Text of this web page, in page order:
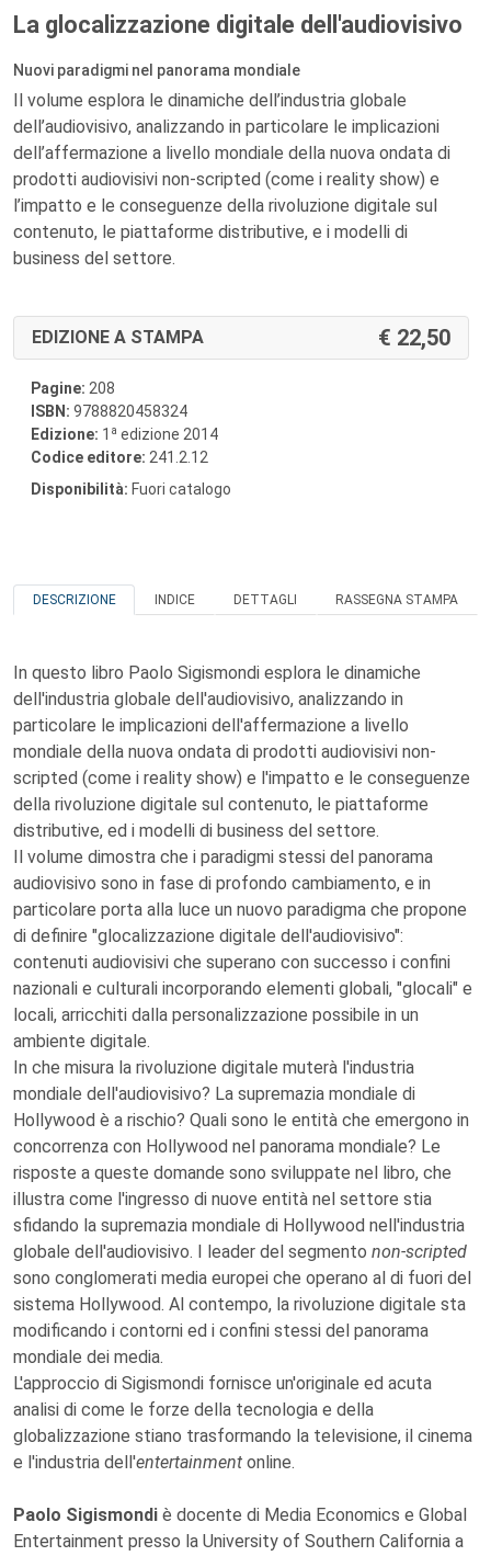
La glocalizzazione digitale dell'audiovisivo
Nuovi paradigmi nel panorama mondiale
Il volume esplora le dinamiche dell’industria globale
dell’audiovisivo, analizzando in particolare le implicazioni
dell’affermazione a livello mondiale della nuova ondata di
prodotti audiovisivi non-scripted (come i reality show) e
l’impatto e le conseguenze della rivoluzione digitale sul
contenuto, le piattaforme distributive, e i modelli di
business del settore.
EDIZIONE A STAMPA 22,50
Pagine: 208
ISBN: 9788820458324
Edizione: 1 a edizione 2014
Codice editore: 241.2.12
Disponibilità: Fuori catalogo
DESCRIZIONE INDICE DETTAGLI RASSEGNA STAMPA
In questo libro Paolo Sigismondi esplora le dinamiche
dell'industria globale dell'audiovisivo, analizzando in
particolare le implicazioni dell'affermazione a livello
mondiale della nuova ondata di prodotti audiovisivi non-
scripted (come i reality show) e l'impatto e le conseguenze
della rivoluzione digitale sul contenuto, le piattaforme
distributive, ed i modelli di business del settore.
Il volume dimostra che i paradigmi stessi del panorama
audiovisivo sono in fase di profondo cambiamento, e in
particolare porta alla luce un nuovo paradigma che propone
di definire "glocalizzazione digitale dell'audiovisivo":
contenuti audiovisivi che superano con successo i confini
nazionali e culturali incorporando elementi globali, "glocali" e
locali, arricchiti dalla personalizzazione possibile in un
ambiente digitale.
In che misura la rivoluzione digitale muterà l'industria
mondiale dell'audiovisivo? La supremazia mondiale di
Hollywood è a rischio? Quali sono le entità che emergono in
concorrenza con Hollywood nel panorama mondiale? Le
risposte a queste domande sono sviluppate nel libro, che
illustra come l'ingresso di nuove entità nel settore stia
sfidando la supremazia mondiale di Hollywood nell'industria
globale dell'audiovisivo. I leader del segmento non-scripted
sono conglomerati media europei che operano al di fuori del
sistema Hollywood. Al contempo, la rivoluzione digitale sta
modificando i contorni ed i confini stessi del panorama
mondiale dei media.
L'approccio di Sigismondi fornisce un'originale ed acuta
analisi di come le forze della tecnologia e della
globalizzazione stiano trasformando la televisione, il cinema
e l'industria dell'entertainment online.
Paolo Sigismondi è docente di Media Economics e Global
Entertainment presso la University of Southern California a